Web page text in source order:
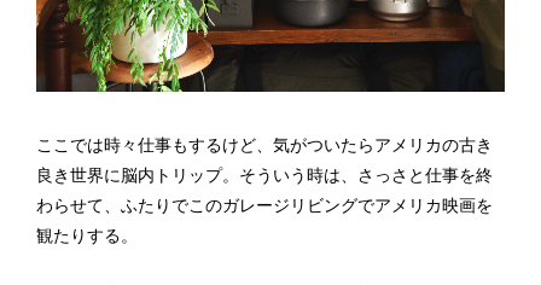
ここでは時々仕事もするけど、気がついたらアメリカの古き
良き世界に脳内トリップ。そういう時は、さっさと仕事を終
わらせて、ふたりでこのガレージリビングでアメリカ映画を
観たりする。